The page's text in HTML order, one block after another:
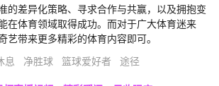
的差异化策略、寻求合作与共赢，以及拥抱变
在体育领域取得成功。而对于广大体育迷来
艺带来更多精彩的体育内容即可。
息 净胜球 篮球爱好者 途径